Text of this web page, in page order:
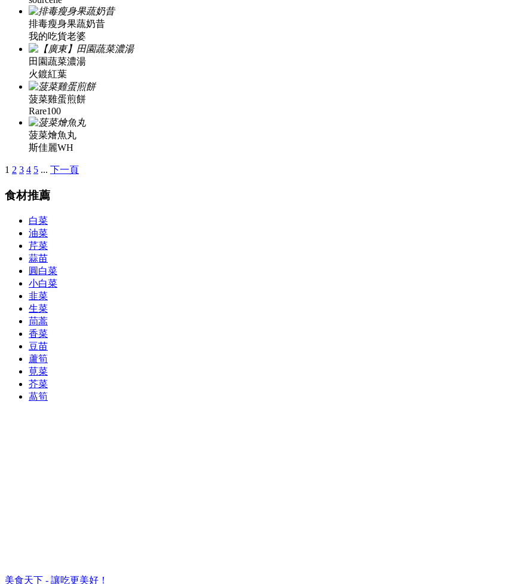
排毒瘦身果蔬奶昔
我的吃貨老婆
田園蔬菜濃湯
火鍍紅葉
菠菜雞蛋煎餅
Rare100
菠菜燴魚丸
斯佳麗WH
1 2 3 4 5 ... 下一頁
食材推薦
白菜
油菜
芹菜
蒜苗
圓白菜
小白菜
韭菜
生菜
茼蒿
香菜
豆苗
蘆筍
莧菜
芥菜
萵筍
美食天下 - 讓吃更美好！